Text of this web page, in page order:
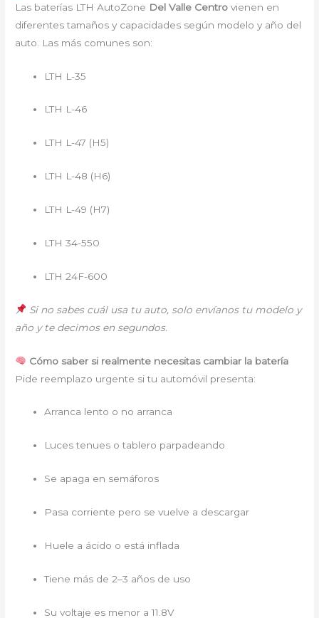
Las baterías LTH AutoZone Del Valle Centrovienen en
diferentes tamaños y capacidades según modelo y año del
auto. Las más comunes son:
LTH L-35
LTH L-46
LTH L-47 (H5)
LTH L-48 (H6)
LTH L-49 (H7)
LTH 34-550
LTH 24F-600
Si no sabes cuál usa tu auto, solo envíanos tu modelo y
año y te decimos en segundos.
Cómo saber si realmente necesitas cambiar la batería
Pide reemplazo urgente si tu automóvil presenta:
Arranca lento o no arranca
Luces tenues o tablero parpadeando
Se apaga en semáforos
Pasa corriente pero se vuelve a descargar
Huele a ácido o está inflada
Tiene más de 2–3 años de uso
Su voltaje es menor a 11.8V